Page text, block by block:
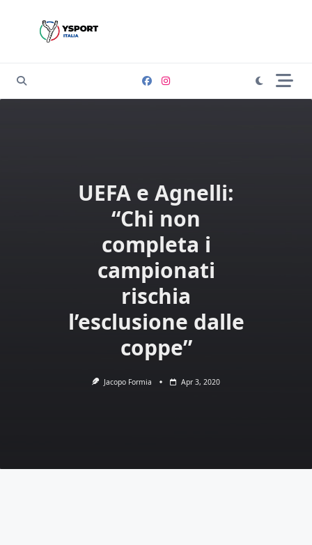
UEFA e Agnelli:
“Chi non
completa i
campionati
rischia
l’esclusione dalle
coppe”
Jacopo Formia Apr 3, 2020